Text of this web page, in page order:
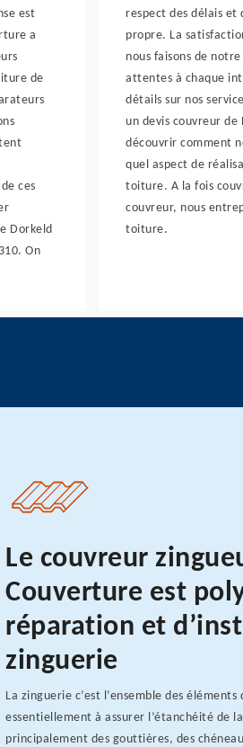
est
a
de
ces
Dorkeld
On
respect des délais et
propre. La
nous faisons de
attentes à chaque
détails sur nos
un devis couvreur
découvrir comment
quel aspect de
toiture. A la fois
couvreur, nous
toiture.
Le couvreur
Couverture est
réparation et
zinguerie
La zinguerie c’est l’ensemble des
essentiellement à assurer l’étanchéité de
principalement des gouttières, des